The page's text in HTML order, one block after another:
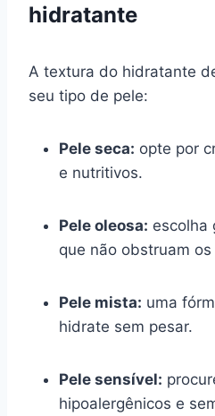
hidratante
A textura do hidratante
seu tipo de pele:
Pele seca: opte por
e nutritivos.
Pele oleosa: escolha
que não obstruam os
Pele mista: uma
hidrate sem pesar.
Pele sensível:
hipoalergênicos e